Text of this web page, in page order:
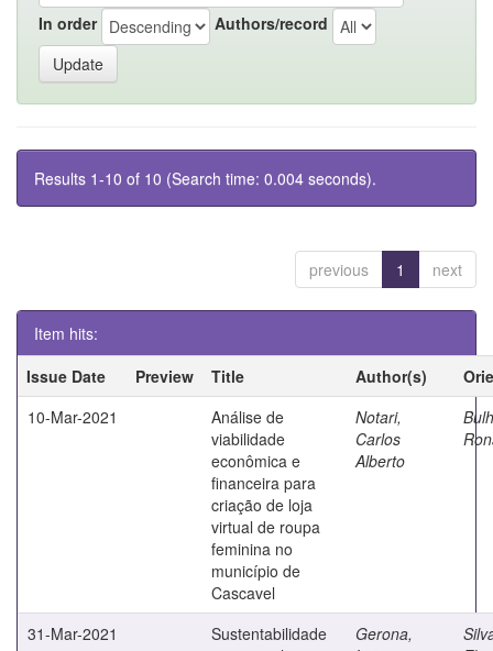
In order Authors/record
Results 1-10 of 10 (Search time: 0.004 seconds).
previous 1 next
Item hits:
Issue Date
Preview Title Author(s)
10-Mar-2021
Análise de
viabilidade
econômica e
financeira para
criação de loja
virtual de roupa
feminina no
município de
Cascavel
Notari,
Carlos
Alberto
31-Mar-2021
Sustentabilidade
Gerona,